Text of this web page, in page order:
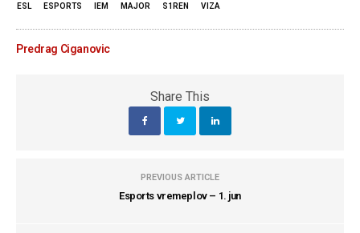
ESL ESPORTS IEM MAJOR S1REN VIZA
Predrag Ciganovic
Share This
PREVIOUS ARTICLE
Esports vremeplov – 1. jun